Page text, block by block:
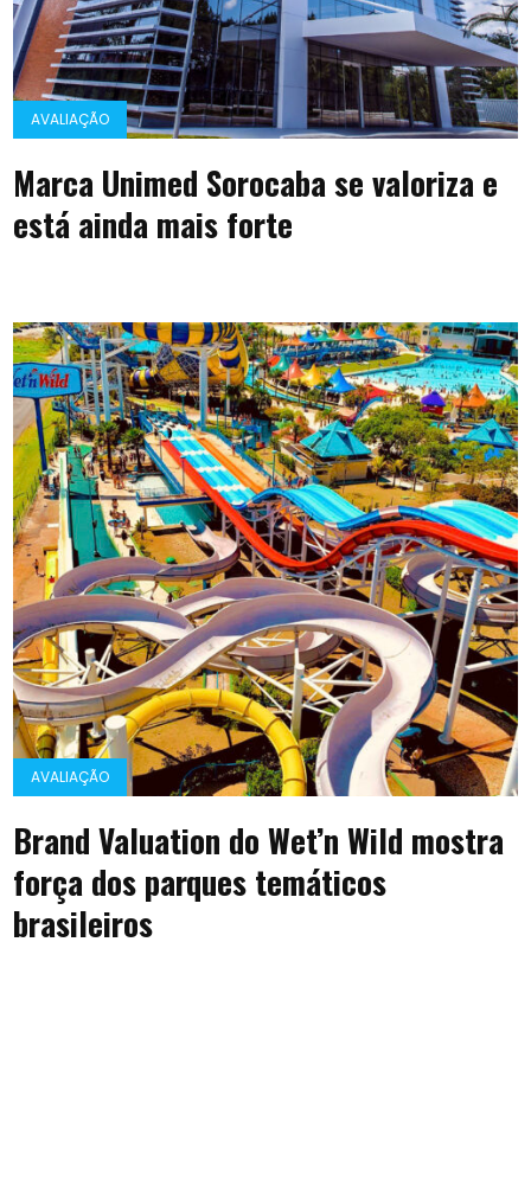
AVALIAÇÃO
Marca Unimed Sorocaba se valoriza e
está ainda mais forte
AVALIAÇÃO
Brand Valuation do Wet’n Wild mostra
força dos parques temáticos
brasileiros